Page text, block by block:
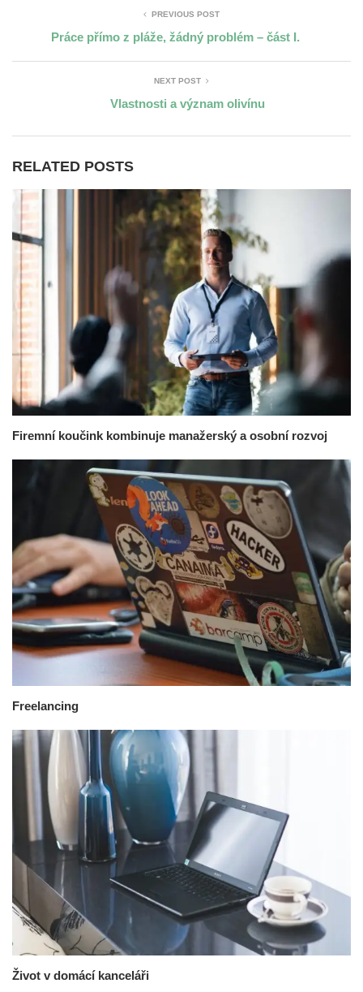
PREVIOUS POST
Práce přímo z pláže, žádný problém – část I.
NEXT POST
Vlastnosti a význam olivínu
RELATED POSTS
Firemní koučink kombinuje manažerský a osobní rozvoj
Freelancing
Život v domácí kanceláři